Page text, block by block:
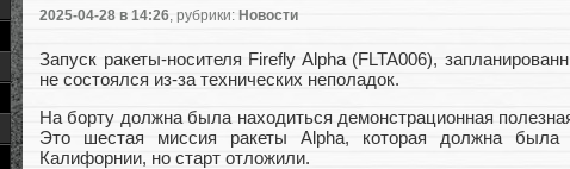
2025-04-28 в 14:26, рубрики: Новости
Запуск ракеты-носителя Firefly Alpha (FLTA006),
не состоялся из-за технических неполадок.
На борту должна была находиться демонстрационная
Это шестая миссия ракеты Alpha, которая должна была
Калифорнии, но старт отложили.